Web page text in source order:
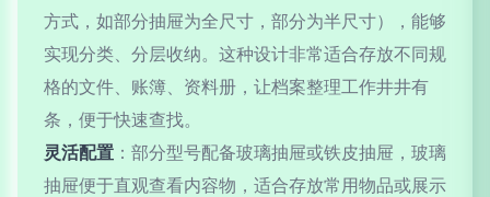
方式，如部分抽屉为全尺寸，部分为半尺寸），能够
实现分类、分层收纳。这种设计非常适合存放不同规
格的文件、账簿、资料册，让档案整理工作井井有
条，便于快速查找。
灵活配置 ：部分型号配备玻璃抽屉或铁皮抽屉，玻璃
抽屉便于直观查看内容物，适合存放常用物品或展示